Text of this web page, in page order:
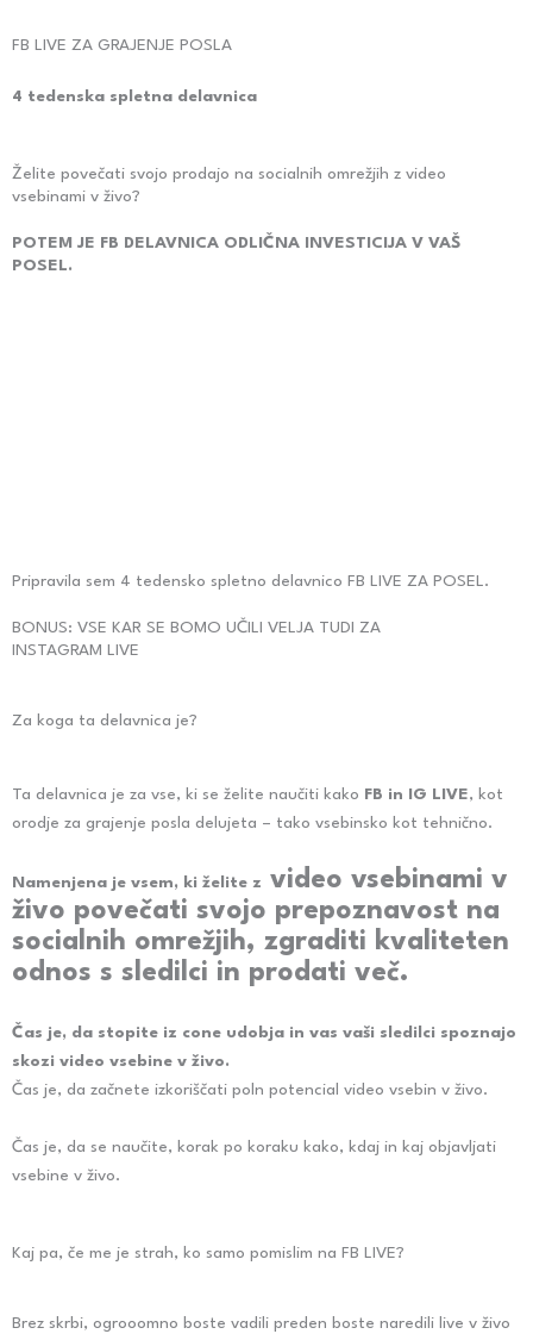
FB LIVE ZA GRAJENJE POSLA
4 tedenska spletna delavnica
Želite povečati svojo prodajo na socialnih omrežjih z video
vsebinami v živo?
POTEM JE FB DELAVNICA ODLIČNA INVESTICIJA V VAŠ
POSEL.
Pripravila sem 4 tedensko spletno delavnico FB LIVE ZA POSEL.
BONUS: VSE KAR SE BOMO UČILI VELJA TUDI ZA
INSTAGRAM LIVE
Za koga ta delavnica je?
Ta delavnica je za vse, ki se želite naučiti kako FB in IG LIVE, kot
orodje za grajenje posla delujeta – tako vsebinsko kot tehnično.
Namenjena je vsem, ki želite z video vsebinami v
živo povečati svojo prepoznavost na
socialnih omrežjih, zgraditi kvaliteten
odnos s sledilci in prodati več.
Čas je, da stopite iz cone udobja in vas vaši sledilci spoznajo
skozi video vsebine v živo.
Čas je, da začnete izkoriščati poln potencial video vsebin v živo.
Čas je, da se naučite, korak po koraku kako, kdaj in kaj objavljati
vsebine v živo.
Kaj pa, če me je strah, ko samo pomislim na FB LIVE?
Brez skrbi, ogrooomno boste vadili preden boste naredili live v živo